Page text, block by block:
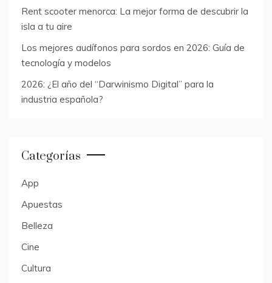
Rent scooter menorca: La mejor forma de descubrir la
isla a tu aire
Los mejores audífonos para sordos en 2026: Guía de
tecnología y modelos
2026: ¿El año del “Darwinismo Digital” para la
industria española?
Categorías
App
Apuestas
Belleza
Cine
Cultura